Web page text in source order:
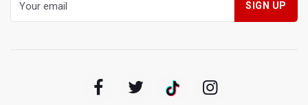
OJK Wajibkan Pindar Serahkan Data Transaksi
Pendanaan
Aldila dan Janice Berlaga di Sektor Ganda WTA 1000